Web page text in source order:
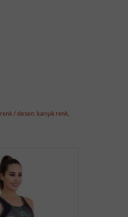
renk / desen: karışık renk,